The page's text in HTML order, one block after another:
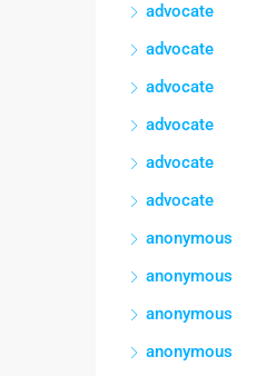
advocate
advocate
advocate
advocate
advocate
advocate
anonymous
anonymous
anonymous
anonymous